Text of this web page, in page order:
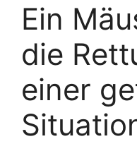
Ein
die
einer